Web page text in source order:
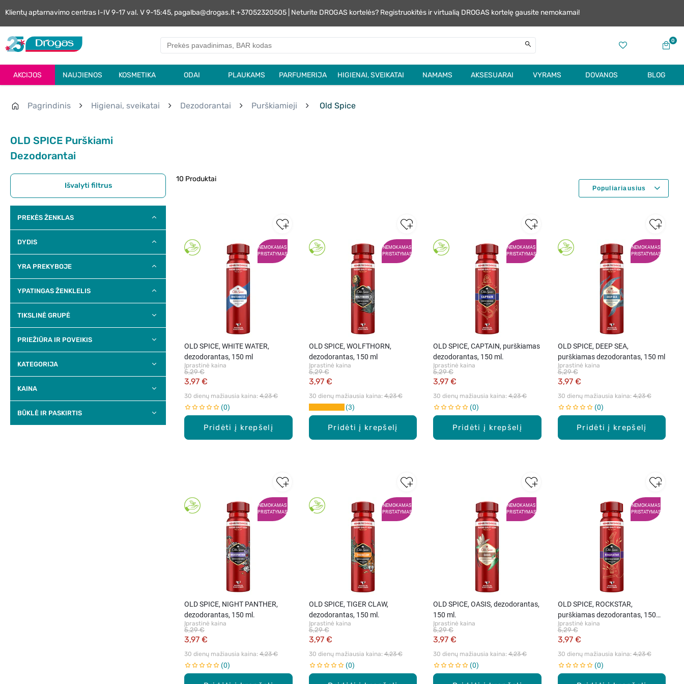
Klientų aptarnavimo centras I-IV 9-17 val. V 9-15:45, pagalba@drogas.lt +37052320505 | Neturite DROGAS kortelės? Registruokitės ir virtualią DROGAS kortelę gausite nemokamai!
0
AKCIJOS NAUJIENOS KOSMETIKA ODAI PLAUKAMS PARFUMERIJA HIGIENAI, SVEIKATAI NAMAMS AKSESUARAI VYRAMS DOVANOS BLOG
Pagrindinis Higienai, sveikatai Dezodorantai Purškiamieji Old Spice
OLD SPICE Purškiami
Dezodorantai
Išvalyti filtrus
PREKĖS ŽENKLAS
DYDIS
YRA PREKYBOJE
YPATINGAS ŽENKLELIS
TIKSLINĖ GRUPĖ
PRIEŽIŪRA IR POVEIKIS
KATEGORIJA
KAINA
BŪKLĖ IR PASKIRTIS
10 Produktai
NEMOKAMAS
PRISTATYMAS
Pridėti į krepšelį
OLD SPICE, WHITE WATER,
dezodorantas, 150 ml
Įprastinė kaina
3,97 €
5,29 €
30 dienų mažiausia kaina: 4,23 €
0
NEMOKAMAS
PRISTATYMAS
Pridėti į krepšelį
OLD SPICE, WOLFTHORN,
dezodorantas, 150 ml
Įprastinė kaina
3,97 €
5,29 €
30 dienų mažiausia kaina: 4,23 €
3
NEMOKAMAS
PRISTATYMAS
Pridėti į krepšelį
OLD SPICE, CAPTAIN, purškiamas
dezodorantas, 150 ml.
Įprastinė kaina
3,97 €
5,29 €
30 dienų mažiausia kaina: 4,23 €
0
NEMOKAMAS
PRISTATYMAS
Pridėti į krepšelį
OLD SPICE, DEEP SEA,
purškiamas dezodorantas, 150 ml
Įprastinė kaina
3,97 €
5,29 €
30 dienų mažiausia kaina: 4,23 €
0
NEMOKAMAS
PRISTATYMAS
OLD SPICE, NIGHT PANTHER,
dezodorantas, 150 ml.
Įprastinė kaina
3,97 €
5,29 €
30 dienų mažiausia kaina: 4,23 €
0
NEMOKAMAS
PRISTATYMAS
OLD SPICE, TIGER CLAW,
dezodorantas, 150 ml.
Įprastinė kaina
3,97 €
5,29 €
30 dienų mažiausia kaina: 4,23 €
0
NEMOKAMAS
PRISTATYMAS
OLD SPICE, OASIS, dezodorantas,
150 ml.
Įprastinė kaina
3,97 €
5,29 €
30 dienų mažiausia kaina: 4,23 €
0
NEMOKAMAS
PRISTATYMAS
OLD SPICE, ROCKSTAR,
purškiamas dezodorantas, 150
ml.
Įprastinė kaina
3,97 €
5,29 €
30 dienų mažiausia kaina: 4,23 €
0